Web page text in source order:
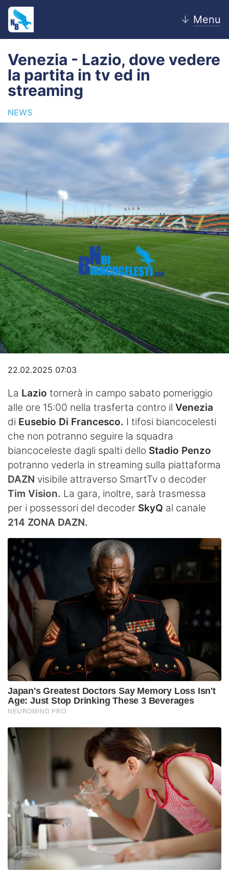
↓ Menu
Home
News
Settore Giovanile
Lazio Women
Calciomercato
Video
Venezia - Lazio, dove vedere
la partita in tv ed in
streaming
NEWS
22.02.2025 07:03
La Lazio tornerà in campo sabato pomeriggio
alle ore 15:00 nella trasferta contro il Venezia
di Eusebio Di Francesco. I tifosi biancocelesti
che non potranno seguire la squadra
biancoceleste dagli spalti dello Stadio Penzo
potranno vederla in streaming sulla piattaforma
DAZN visibile attraverso SmartTv o decoder
Tim Vision. La gara, inoltre, sarà trasmessa
per i possessori del decoder SkyQ al canale
214 ZONA DAZN.